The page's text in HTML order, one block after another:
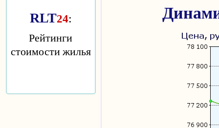
RLT24:
Рейтинги
стоимости жилья